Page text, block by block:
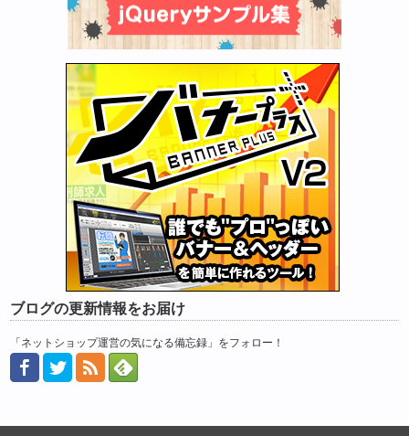
ブログの更新情報をお届け
「ネットショップ運営の気になる備忘録」をフォロー！